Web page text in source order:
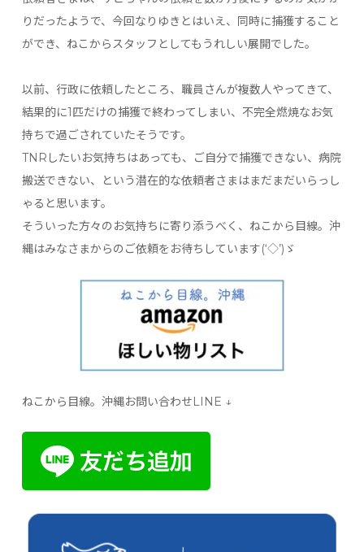
りだったようで、今回なりゆきとはいえ、同時に捕獲すること
ができ、ねこからスタッフとしてもうれしい展開でした。
以前、行政に依頼したところ、職員さんが複数人やってきて、
結果的に1匹だけの捕獲で終わってしまい、不完全燃焼なお気
持ちで過ごされていたそうです。
TNRしたいお気持ちはあっても、ご自分で捕獲できない、病院
搬送できない、という潜在的な依頼者さまはまだまだいらっし
ゃると思います。
そういった方々のお気持ちに寄り添うべく、ねこから目線。沖
縄はみなさまからのご依頼をお待ちしています(‘◇’)ゞ
ねこから目線。沖縄お問い合わせLINE ↓